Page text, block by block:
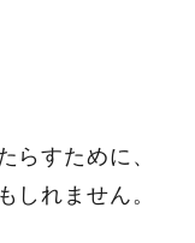
すために、
れません。